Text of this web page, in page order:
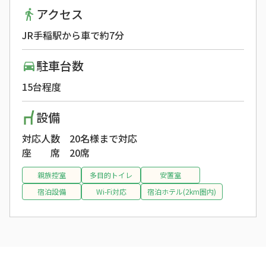
アクセス
JR手稲駅から車で約7分
駐車台数
15台程度
設備
対応人数
20名様まで対応
座 席
20席
親族控室 多目的トイレ
安置室
宿泊設備
Wi-Fi対応 宿泊ホテル(2km圏内)